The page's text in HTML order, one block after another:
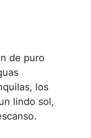
de puro
los
lindo sol,